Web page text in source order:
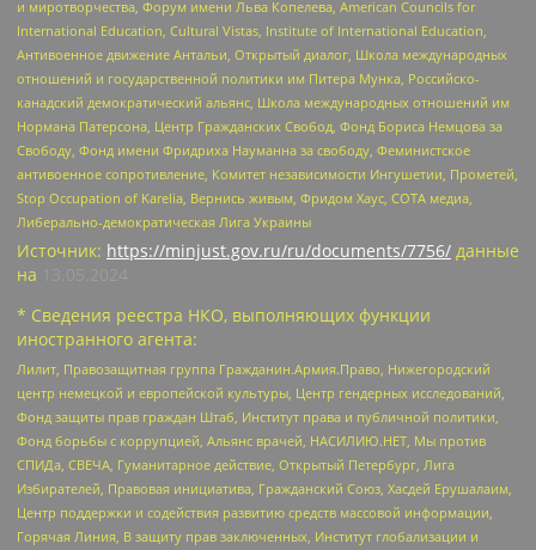
и миротворчества, Форум имени Льва Копелева, American Councils for
International Education, Cultural Vistas, Institute of International Education,
Антивоенное движение Антальи, Открытый диалог, Школа международных
отношений и государственной политики им Питера Мунка, Российско-
канадский демократический альянс, Школа международных отношений им
Нормана Патерсона, Центр Гражданских Свобод, Фонд Бориса Немцова за
Свободу, Фонд имени Фридриха Науманна за свободу, Феминистское
антивоенное сопротивление, Комитет независимости Ингушетии, Прометей,
Stop Occupation of Karelia, Вернись живым, Фридом Хаус, СОТА медиа,
Либерально-демократическая Лига Украины
Источник: https://minjust.gov.ru/ru/documents/7756/ данные
на
* Сведения реестра НКО, выполняющих функции
иностранного агента:
Лилит, Правозащитная группа Гражданин.Армия.Право, Нижегородский
центр немецкой и европейской культуры, Центр гендерных исследований,
Фонд защиты прав граждан Штаб, Институт права и публичной политики,
Фонд борьбы с коррупцией, Альянс врачей, НАСИЛИЮ.НЕТ, Мы против
СПИДа, СВЕЧА, Гуманитарное действие, Открытый Петербург, Лига
Избирателей, Правовая инициатива, Гражданский Союз, Хасдей Ерушалаим,
Центр поддержки и содействия развитию средств массовой информации,
Горячая Линия, В защиту прав заключенных, Институт глобализации и